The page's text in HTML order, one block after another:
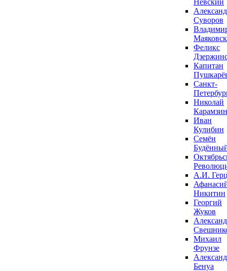
Невский
Суворов
Феликс
Капитан
Санкт-
Николай
Карамзин
Иван
Кулибин
Семён
А.И.
Никитин
Георгий
Жуков
Михаил
Фрунзе
Бенуа